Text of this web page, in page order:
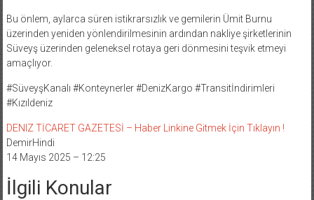
Bu önlem, aylarca süren istikrarsızlık ve gemilerin Ümit Burnu
üzerinden yeniden yönlendirilmesinin ardından nakliye şirketlerinin
Süveyş üzerinden geleneksel rotaya geri dönmesini teşvik etmeyi
amaçlıyor.
#SüveyşKanalı #Konteynerler #DenizKargo #Transitİndirimleri
#Kızıldeniz
DENIZ TİCARET GAZETESİ – Haber Linkine Gitmek İçin Tıklayın !
DemirHindi
14 Mayıs 2025 – 12:25
İlgili Konular